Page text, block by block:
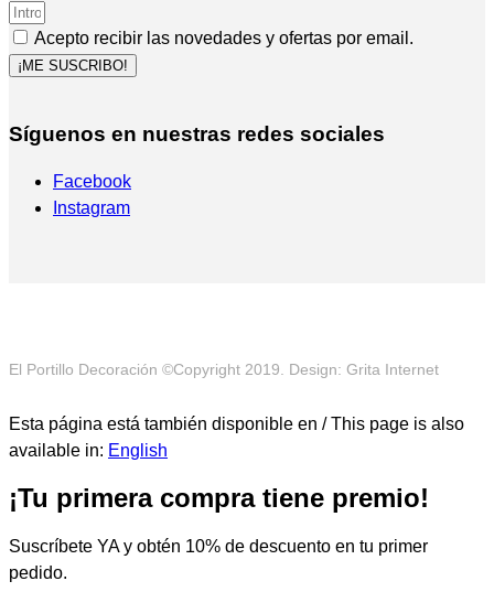
Acepto recibir las novedades y ofertas por email.
¡ME SUSCRIBO!
Síguenos en nuestras redes sociales
Facebook
Instagram
El Portillo Decoración ©Copyright 2019. Design: Grita Internet
Esta página está también disponible en / This page is also
available in: English
¡Tu primera compra tiene premio!
Suscríbete YA y obtén 10% de descuento en tu primer
pedido.